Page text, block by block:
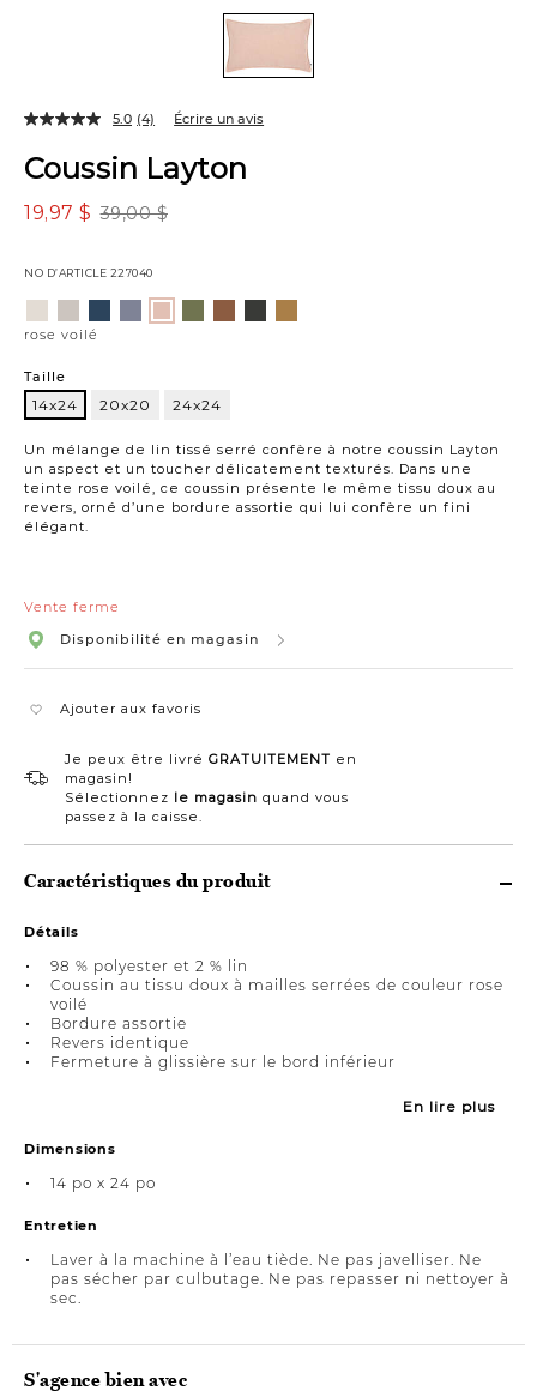
Coussin Layton
39,00 $
19,97 $
NO D’ARTICLE 227040
Un mélange de lin tissé serré confère à notre coussin Layton
un aspect et un toucher délicatement texturés. Dans une
teinte rose voilé, ce coussin présente le même tissu doux au
revers, orné d’une bordure assortie qui lui confère un fini
élégant.
5.0 (4) Écrire un avis
Variations
mer
rose voilé
Taille
14x24 20x20 24x24
Vente ferme
Disponibilité en magasin
Ajouter aux favoris
Je peux être livré GRATUITEMENT en
magasin!
Sélectionnez le magasin quand vous
passez à la caisse.
Caractéristiques du produit
Détails
98 % polyester et 2 % lin
Coussin au tissu doux à mailles serrées de couleur rose
voilé
Bordure assortie
Revers identique
Fermeture à glissière sur le bord inférieur
En lire plus
Dimensions
14 po x 24 po
Entretien
Laver à la machine à l’eau tiède. Ne pas javelliser. Ne
pas sécher par culbutage. Ne pas repasser ni nettoyer à
sec.
S'agence bien avec